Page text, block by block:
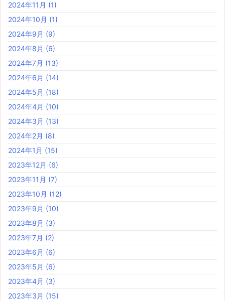
2024年11月 (1)
2024年10月 (1)
2024年9月 (9)
2024年8月 (6)
2024年7月 (13)
2024年6月 (14)
2024年5月 (18)
2024年4月 (10)
2024年3月 (13)
2024年2月 (8)
2024年1月 (15)
2023年12月 (6)
2023年11月 (7)
2023年10月 (12)
2023年9月 (10)
2023年8月 (3)
2023年7月 (2)
2023年6月 (6)
2023年5月 (6)
2023年4月 (3)
2023年3月 (15)